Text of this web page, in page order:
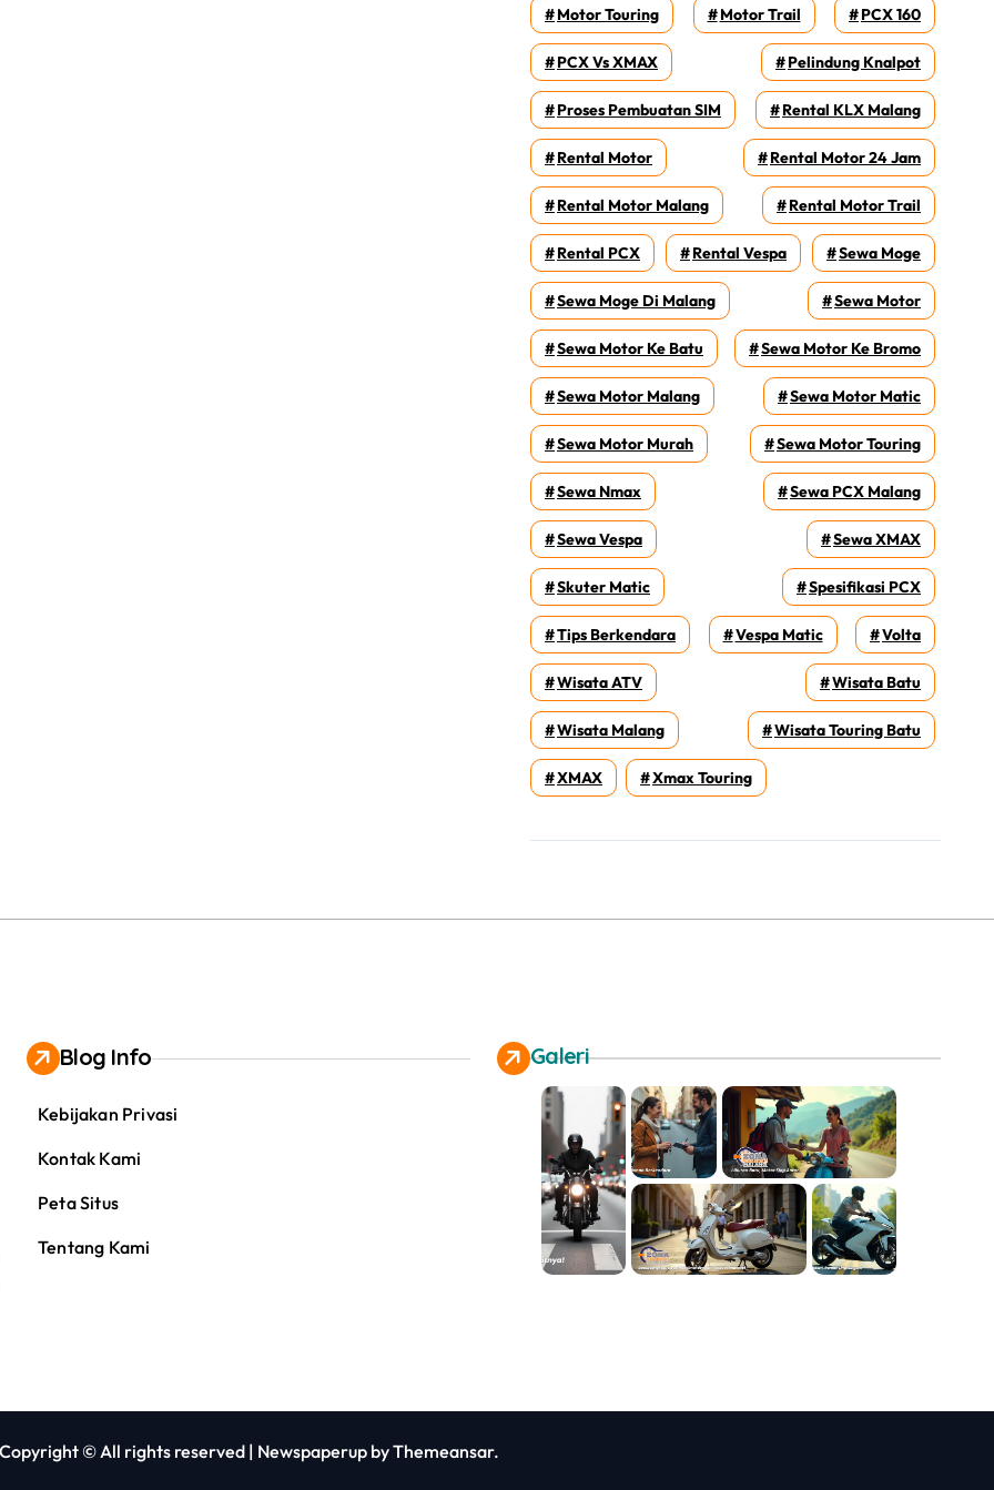
Motor Touring Motor Trail PCX 160
PCX Vs XMAX Pelindung Knalpot
Proses Pembuatan SIM Rental KLX Malang
Rental Motor Rental Motor 24 Jam
Rental Motor Malang Rental Motor Trail
Rental PCX Rental Vespa Sewa Moge
Sewa Moge Di Malang Sewa Motor
Sewa Motor Ke Batu Sewa Motor Ke Bromo
Sewa Motor Malang Sewa Motor Matic
Sewa Motor Murah Sewa Motor Touring
Sewa Nmax Sewa PCX Malang
Sewa Vespa Sewa XMAX
Skuter Matic Spesifikasi PCX
Tips Berkendara Vespa Matic Volta
Wisata ATV Wisata Batu
Wisata Malang Wisata Touring Batu
XMAX Xmax Touring
Blog Info
Kebijakan Privasi
Kontak Kami
Peta Situs
Tentang Kami
Galeri
Copyright © All rights reserved | NewspaperupbyThemeansar.